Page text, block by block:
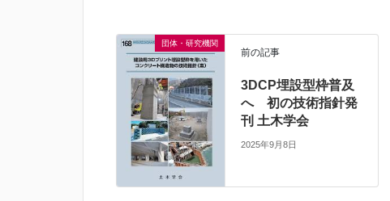
団体・研究機関
前の記事
3DCP埋設型枠普及
へ 初の技術指針発
刊 土木学会
2025年9月8日